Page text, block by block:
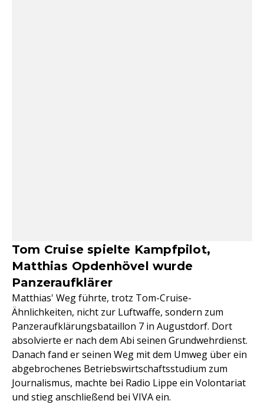
Tom Cruise spielte Kampfpilot,
Matthias Opdenhövel wurde
Panzeraufklärer
Matthias' Weg führte, trotz Tom-Cruise-
Ähnlichkeiten, nicht zur Luftwaffe, sondern zum
Panzeraufklärungsbataillon 7 in Augustdorf. Dort
absolvierte er nach dem Abi seinen Grundwehrdienst.
Danach fand er seinen Weg mit dem Umweg über ein
abgebrochenes Betriebswirtschaftsstudium zum
Journalismus, machte bei Radio Lippe ein Volontariat
und stieg anschließend bei VIVA ein.